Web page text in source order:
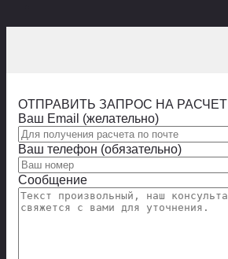
ОТПРАВИТЬ ЗАПРОС НА РАСЧЕТ
Ваш Email (желательно)
Ваш телефон (обязательно)
Сообщение